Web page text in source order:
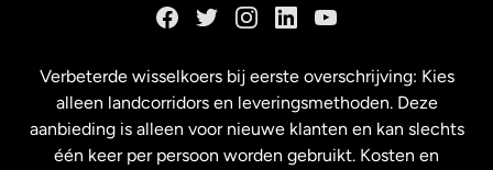
Maleisië
Verbeterde wisselkoers bij eerste overschrijving: Kies
alleen landcorridors en leveringsmethoden. Deze
aanbieding is alleen voor nieuwe klanten en kan slechts
één keer per persoon worden gebruikt. Kosten en